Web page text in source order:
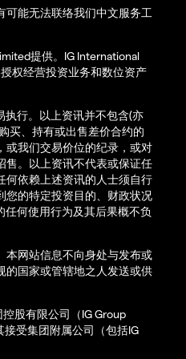
可能无法联络我们中文服务工
提供。IG International
权经营投资业务和数位资产
执行。以上资讯并不包含(亦
买、持有或出售差价合约的
或我们交易价位的纪录，或对
售。以上资讯不代表或保证任
何依赖上述资讯的人士须自行
您的特定投资目的、财政状况
何使用行为及其后果概不负
本网站信息不向身处与发布或
的国家或管辖地之人发送或供
股有限公司（IG Group
接受集团附属公司（包括IG